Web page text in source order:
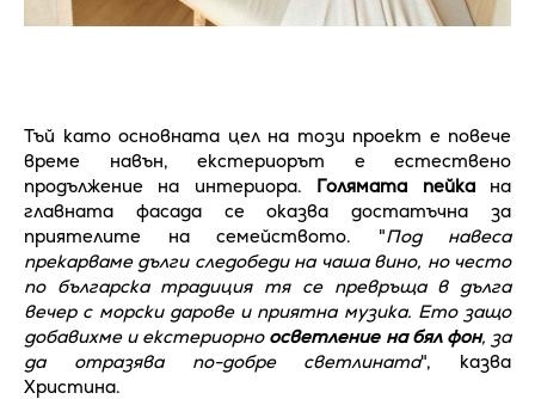
Тъй като основната цел на този проект е повече
време навън, екстериорът е естествено
продължение на интериора. Голямата пейкана
главната фасада се оказва достатъчна за
приятелите на семейството. "Под навеса
прекарваме дълги следобеди на чаша вино, но често
по българска традиция тя се превръща в дълга
вечер с морски дарове и приятна музика. Ето защо
добавихме и екстериорно осветление на бял фон, за
да отразява по-добре светлината", казва
Христина.